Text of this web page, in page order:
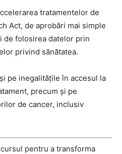
tratamentelor de
Act, de aprobări mai simple
de folosirea datelor prin
privind sănătatea.
pe inegalitățile în accesul la
precum și pe
de cancer, inclusiv
pentru a transforma